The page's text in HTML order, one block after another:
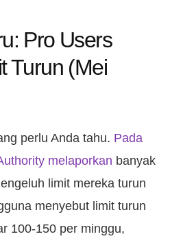
Pro Users
Turun (Mei
perlu Anda tahu. Pada
melaporkan banyak
limit mereka turun
menyebut limit turun
100-150 per minggu,